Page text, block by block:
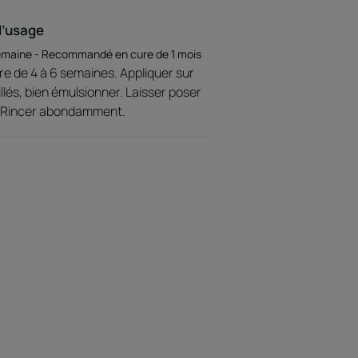
sans silicone, précieuse et
une mousse onctueuse et
- Recommandé en cure de 1 mois
de 4 à 6 semaines. Appliquer sur
bien émulsionner. Laisser poser
abondamment.